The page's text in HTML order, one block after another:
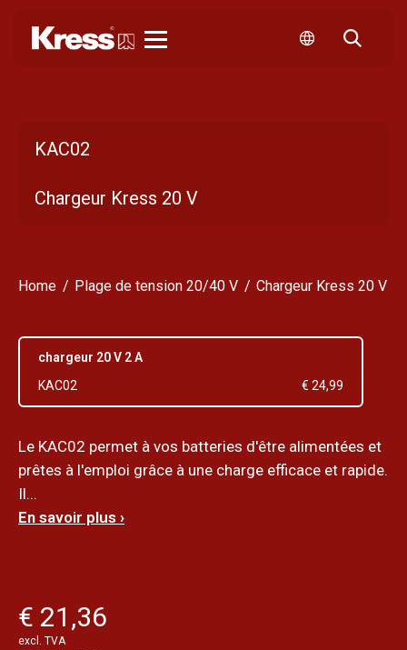
KAC02
Chargeur Kress 20 V
Home Plage de tension 20/40 V Chargeur Kress 20 V
chargeur 20 V 2 A
KAC02
€ 24,99
Le KAC02 permet à vos batteries d'être alimentées et
prêtes à l'emploi grâce à une charge efficace et rapide.
Il...
En savoir plus ›
€ 21,36
excl. TVA